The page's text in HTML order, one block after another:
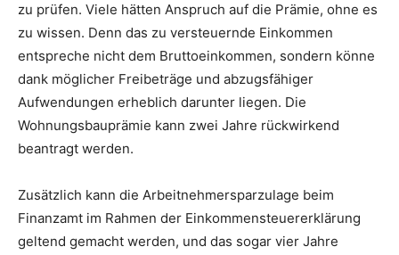
zu prüfen. Viele hätten Anspruch auf die Prämie, ohne es
zu wissen. Denn das zu versteuernde Einkommen
entspreche nicht dem Bruttoeinkommen, sondern könne
dank möglicher Freibeträge und abzugsfähiger
Aufwendungen erheblich darunter liegen. Die
Wohnungsbauprämie kann zwei Jahre rückwirkend
beantragt werden.
Zusätzlich kann die Arbeitnehmersparzulage beim
Finanzamt im Rahmen der Einkommensteuererklärung
geltend gemacht werden, und das sogar vier Jahre